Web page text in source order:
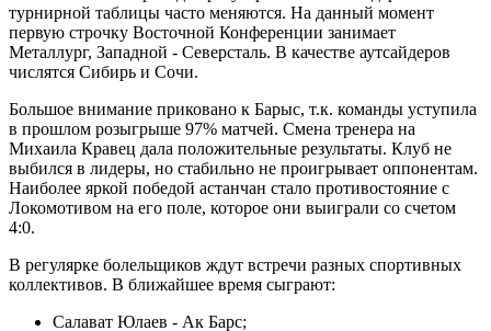
турнирной таблицы часто меняются. На данный момент
первую строчку Восточной Конференции занимает
Металлург, Западной - Северсталь. В качестве аутсайдеров
числятся Сибирь и Сочи.
Большое внимание приковано к Барыс, т.к. команды уступила
в прошлом розыгрыше 97% матчей. Смена тренера на
Михаила Кравец дала положительные результаты. Клуб не
выбился в лидеры, но стабильно не проигрывает оппонентам.
Наиболее яркой победой астанчан стало противостояние с
Локомотивом на его поле, которое они выиграли со счетом
4:0.
В регулярке болельщиков ждут встречи разных спортивных
коллективов. В ближайшее время сыграют:
Салават Юлаев - Ак Барс;